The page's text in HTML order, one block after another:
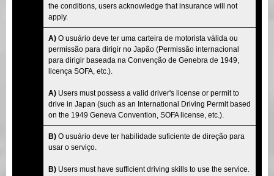
the conditions, users acknowledge that insurance will not
apply.
A) O usuário deve ter uma carteira de motorista válida ou
permissão para dirigir no Japão (Permissão internacional
para dirigir baseada na Convenção de Genebra de 1949,
licença SOFA, etc.).
A) Users must possess a valid driver's license or permit to
drive in Japan (such as an International Driving Permit based
on the 1949 Geneva Convention, SOFA license, etc.).
B) O usuário deve ter habilidade suficiente de direção para
usar o serviço.
B) Users must have sufficient driving skills to use the service.